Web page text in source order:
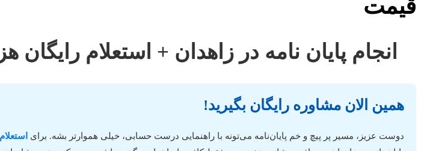
قیمت
انجام پایان نامه در زاهدان + استعلام رایگان
همین الان مشاوره رایگان بگیرید!
دوست عزیز، مسیر پر پیچ و خم پایان‌نامه می‌تونه با راهنمایی درست حسابی، خیلی هموارتر بشه. برای